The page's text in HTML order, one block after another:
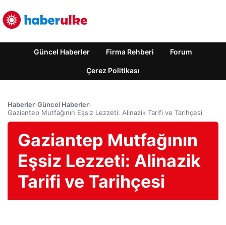
Güncel Haberler Firma Rehberi Forum
Çerez Politikası
Haberler›Güncel Haberler›
Gaziantep Mutfağının Eşsiz Lezzeti: Alinazik Tarifi ve Tarihçesi
Gaziantep Mutfağının
Eşsiz Lezzeti: Alinazik
Tarifi ve Tarihçesi